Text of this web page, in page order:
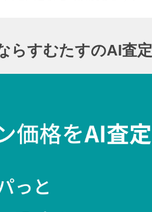
らすむたすのAI査定